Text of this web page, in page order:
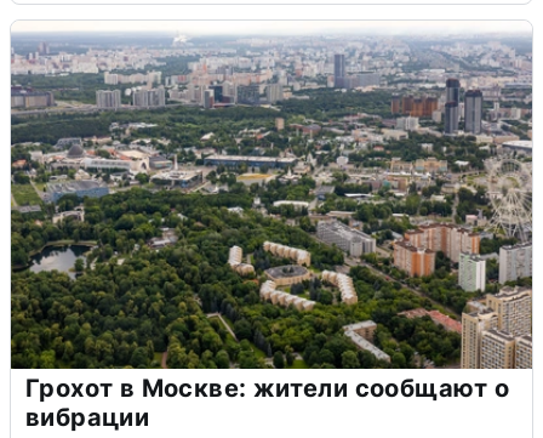
Грохот в Москве: жители сообщают о
вибрации